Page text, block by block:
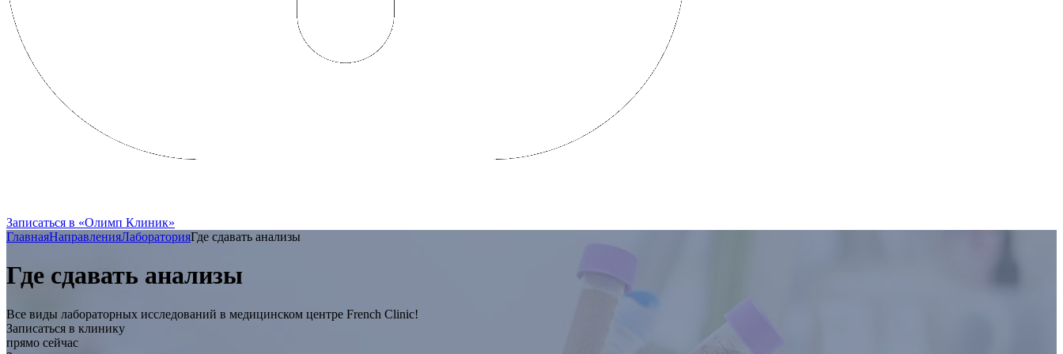
Записаться в «Олимп Клиник»
ГлавнаяНаправленияЛабораторияГде сдавать анализы
Где сдавать анализы
Все виды лабораторных исследований в медицинском центре French Clinic!
Записаться в клинику
прямо сейчас